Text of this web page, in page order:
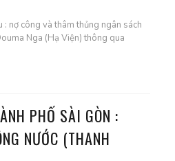
: nợ công và thâm thủng ngân sách
Nga (Hạ Viện) thông qua
PHỐ SÀI GÒN :
NƯỚC (THANH